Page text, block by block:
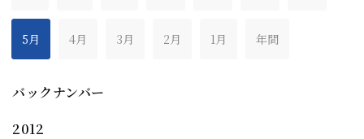
5月 4月 3月 2月 1月 年間
バックナンバー
2012